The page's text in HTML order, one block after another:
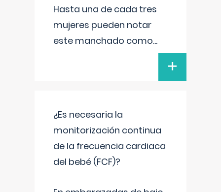
Hasta una de cada tres
mujeres pueden notar
este manchado como...
+
¿Es necesaria la
monitorización continua
de la frecuencia cardiaca
del bebé (FCF)?